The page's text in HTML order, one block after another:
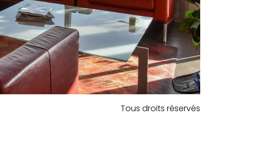
Tous droits réservés